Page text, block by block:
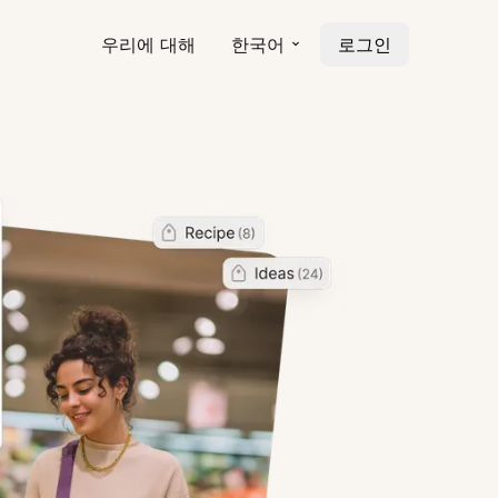
우리에 대해 한국어 로그인